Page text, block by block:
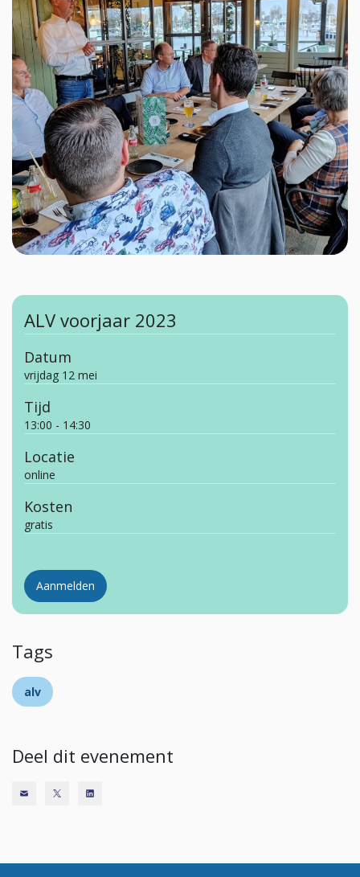
ALV voorjaar 2023
Datum
vrijdag 12 mei
Tijd
13:00 - 14:30
Locatie
online
Kosten
gratis
Aanmelden
Tags
alv
Deel dit evenement